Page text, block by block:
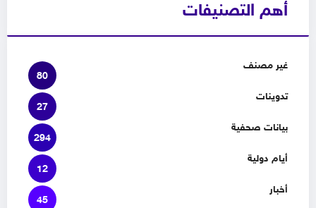
أهم التصنيفات
غير مصنف
80
تدوينات
27
بيانات صحفية
294
أيام دولية
12
أخبار
45